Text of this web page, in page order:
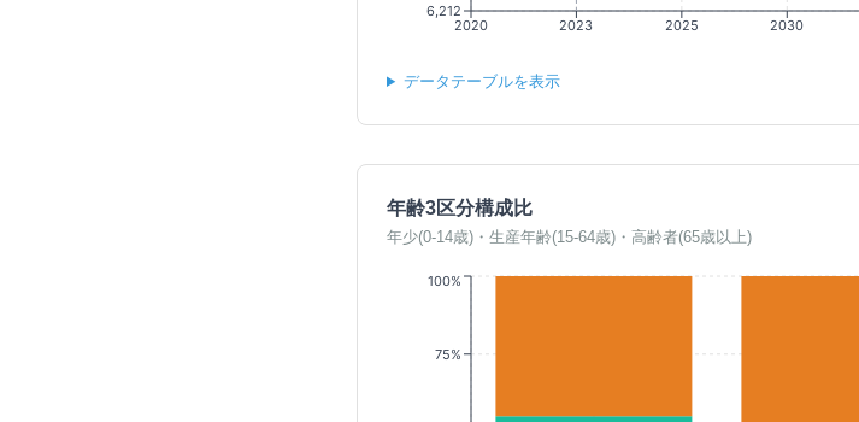
2020 2023 2025 2030
6,212
データテーブルを表示
年齢3区分構成比
年少(0-14歳)・生産年齢(15-64歳)・高齢者(65歳以上)
75%
100%